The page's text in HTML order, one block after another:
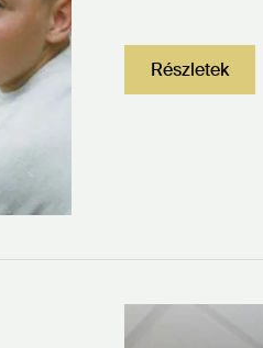
Részletek